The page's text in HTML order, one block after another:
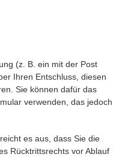
(z. B. ein mit der Post
Ihren Entschluss, diesen
Sie können dafür das
verwenden, das jedoch
es aus, dass Sie die
Rücktrittsrechts vor Ablauf